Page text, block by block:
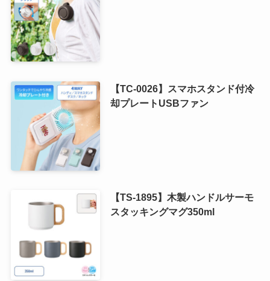
【TC-0026】スマホスタンド付冷
却プレートUSBファン
【TS-1895】木製ハンドルサーモ
スタッキングマグ350ml